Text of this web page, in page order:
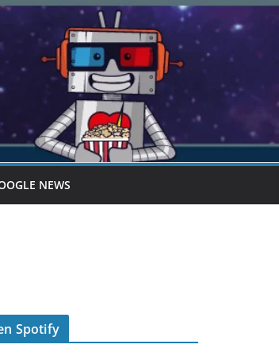
NEWS
Spotify